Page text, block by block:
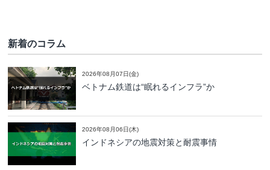
新着のコラム
2026年08月07日(金)
ベトナム鉄道は“眠れるインフラ”か
2026年08月06日(木)
インドネシアの地震対策と耐震事情